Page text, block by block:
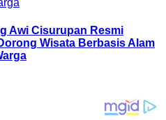
Awi Cisurupan Resmi
Wisata Berbasis Alam